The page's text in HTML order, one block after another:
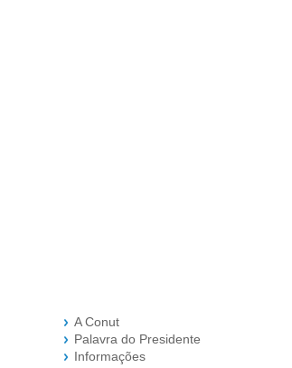
A Conut
Palavra do Presidente
Informações